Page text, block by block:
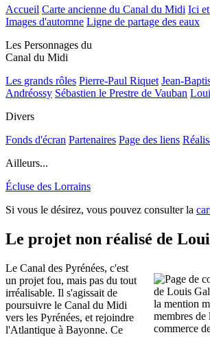
Accueil Carte ancienne du Canal du Midi Ici
Images d'automne Ligne de partage des eaux
Les Personnages du
Canal du Midi
Les grands rôles Pierre-Paul Riquet Jean-
Andréossy Sébastien le Prestre de Vauban
Divers
Fonds d'écran Partenaires Page des liens
Ailleurs...
Écluse des Lorrains
Si vous le désirez, vous pouvez consulter la
Le projet non réalisé de
Le Canal des Pyrénées, c'est
un projet fou, mais pas du tout
irréalisable. Il s'agissait de
poursuivre le Canal du Midi
vers les Pyrénées, et rejoindre
l'Atlantique à Bayonne. Ce